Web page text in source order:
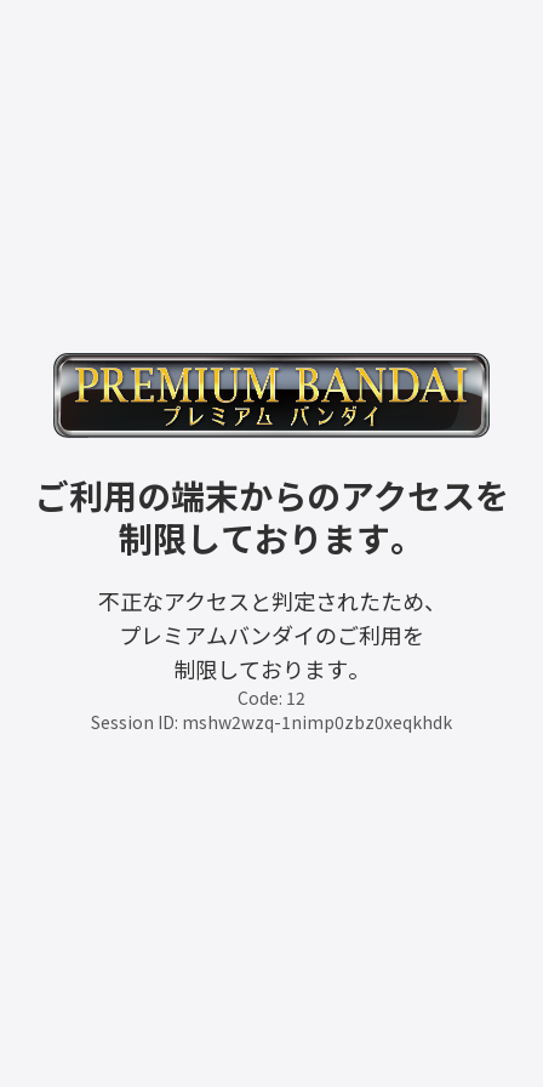
ご利用の端末からのアクセスを
制限しております。
不正なアクセスと判定されたため、
プレミアムバンダイのご利用を
制限しております。
Code: 12
Session ID: mshw2wzq-1nimp0zbz0xeqkhdk